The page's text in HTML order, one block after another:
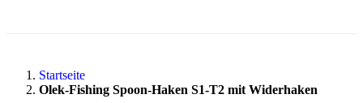
Startseite
Olek-Fishing Spoon-Haken S1-T2 mit Widerhaken